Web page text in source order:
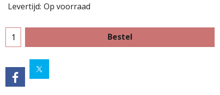
Levertijd: Op voorraad
Bestel